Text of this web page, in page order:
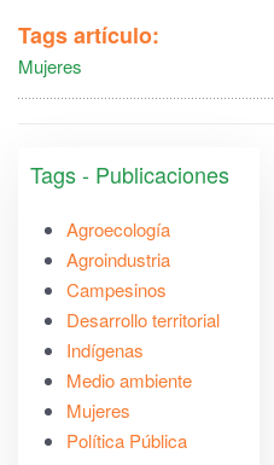
Tags artículo:
Mujeres
Tags - Publicaciones
Agroecología
Agroindustria
Campesinos
Desarrollo territorial
Indígenas
Medio ambiente
Mujeres
Política Pública